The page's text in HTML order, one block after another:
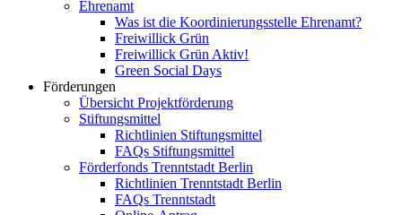
Ehrenamt
Was ist die Koordinierungsstelle Ehrenamt?
Freiwillick Grün
Freiwillick Grün Aktiv!
Green Social Days
Förderungen
Übersicht Projektförderung
Stiftungsmittel
Richtlinien Stiftungsmittel
FAQs Stiftungsmittel
Förderfonds Trenntstadt Berlin
Richtlinien Trenntstadt Berlin
FAQs Trenntstadt